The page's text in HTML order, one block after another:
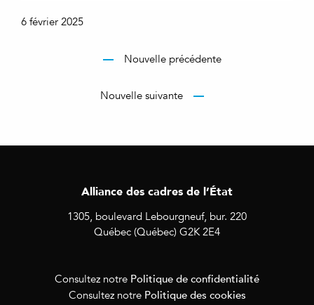
6 février 2025
Nouvelle précédente
Nouvelle suivante
Alliance des cadres de l’État
1305, boulevard Lebourgneuf, bur. 220
Québec (Québec) G2K 2E4
Consultez notre Politique de confidentialité
Consultez notre Politique des cookies